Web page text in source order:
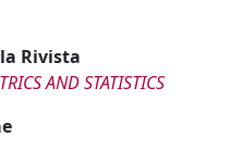
Rivista
AND STATISTICS